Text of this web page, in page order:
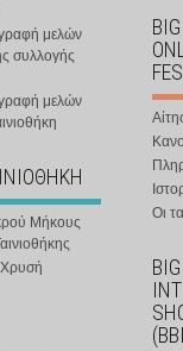
μελών
συλλογής
μελών
Μήκους
Χρυσή
Οι